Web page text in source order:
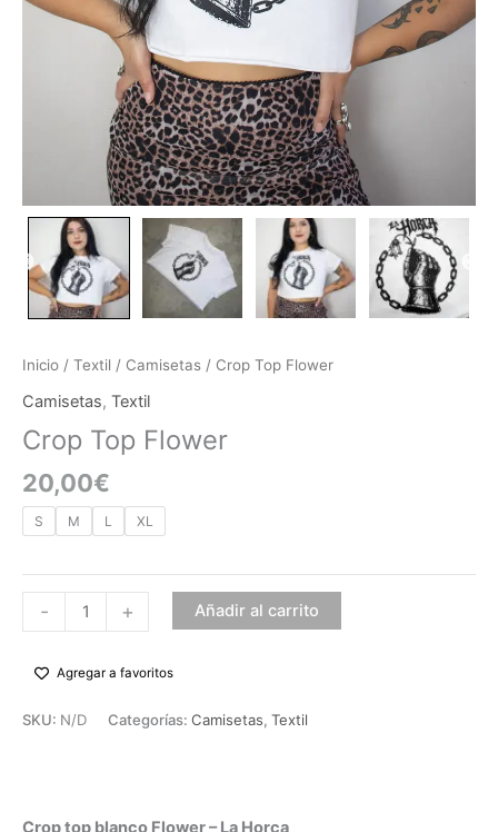
Inicio / Textil / Camisetas / Crop Top Flower
Camisetas, Textil
Crop Top Flower
20,00€
S M L XL
- + Añadir al carrito
Agregar a favoritos
SKU: N/D Categorías: Camisetas, Textil
Descripción
Crop top blanco Flower – La Horca